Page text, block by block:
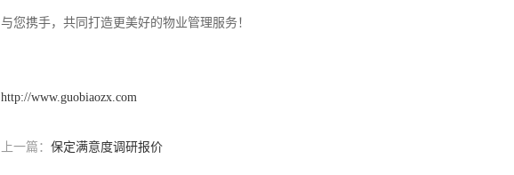
与您携手，共同打造更美好的物业管理服务！
http://www.guobiaozx.com
上一篇： 保定满意度调研报价